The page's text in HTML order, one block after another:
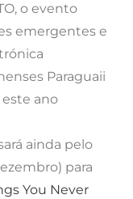
o evento
emergentes e
Paraguaii
ano
ainda pelo
para
You Never